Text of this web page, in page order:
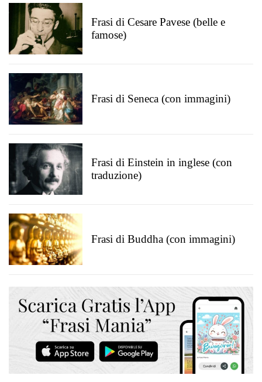
Frasi di Cesare Pavese (belle e
famose)
Frasi di Seneca (con immagini)
Frasi di Einstein in inglese (con
traduzione)
Frasi di Buddha (con immagini)